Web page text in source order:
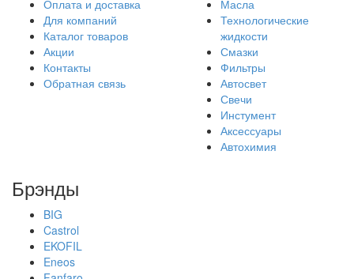
Оплата и доставка
Для компаний
Каталог товаров
Акции
Контакты
Обратная связь
Масла
Технологические
жидкости
Смазки
Фильтры
Автосвет
Свечи
Инстумент
Аксессуары
Автохимия
Брэнды
BIG
Castrol
EKOFIL
Eneos